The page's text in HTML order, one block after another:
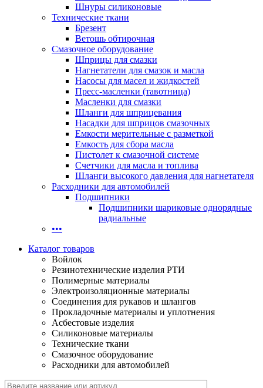
Шнуры силиконовые
Технические ткани
Брезент
Ветошь обтирочная
Смазочное оборудование
Шприцы для смазки
Нагнетатели для смазок и масла
Насосы для масел и жидкостей
Пресс-масленки (тавотница)
Масленки для смазки
Шланги для шприцевания
Насадки для шприцов смазочных
Емкости мерительные с разметкой
Емкость для сбора масла
Пистолет к смазочной системе
Счетчики для масла и топлива
Шланги высокого давления для нагнетателя
Расходники для автомобилей
Подшипники
Подшипники шариковые однорядные
радиальные
•••
Каталог товаров
Войлок
Резинотехнические изделия РТИ
Полимерные материалы
Электроизоляционные материалы
Соединения для рукавов и шлангов
Прокладочные материалы и уплотнения
Асбестовые изделия
Силиконовые материалы
Технические ткани
Смазочное оборудование
Расходники для автомобилей